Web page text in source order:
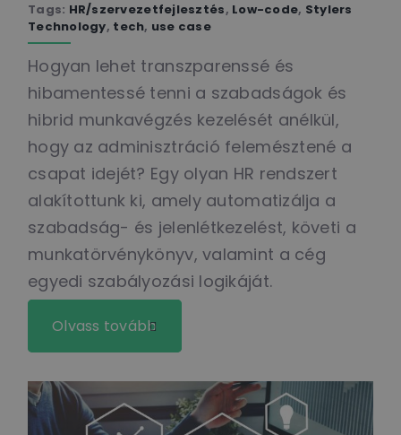
Tags: HR/szervezetfejlesztés, Low-code, Stylers
Technology, tech, use case
Hogyan lehet transzparenssé és
hibamentessé tenni a szabadságok és
hibrid munkavégzés kezelését anélkül,
hogy az adminisztráció felemésztené a
csapat idejét? Egy olyan HR rendszert
alakítottunk ki, amely automatizálja a
szabadság- és jelenlétkezelést, követi a
munkatörvénykönyv, valamint a cég
egyedi szabályozási logikáját.
Olvass tovább